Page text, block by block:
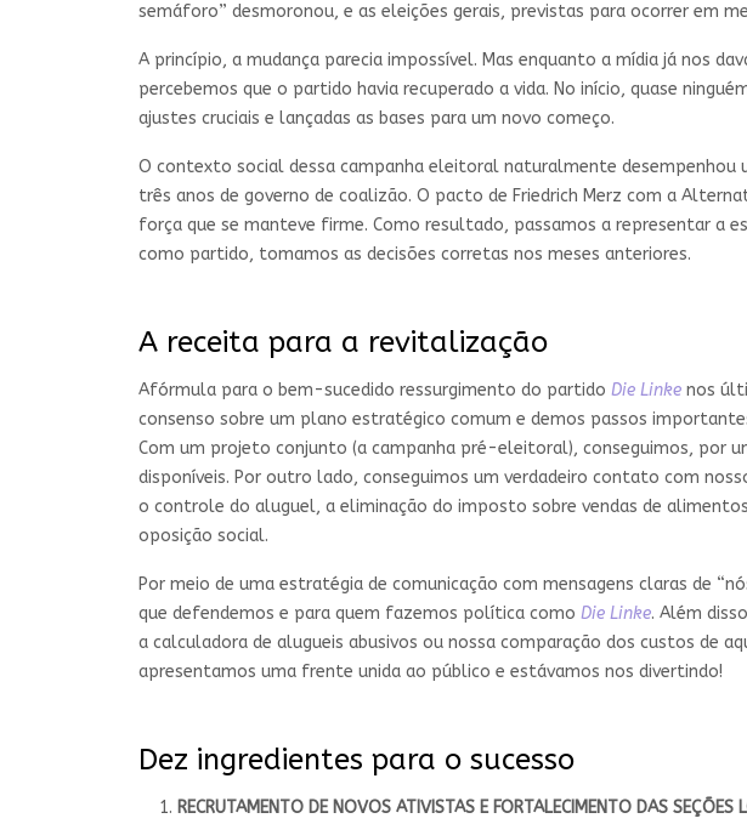
semáforo” desmoronou, e as eleições gerais, previstas para ocorrer em
A princípio, a mudança parecia impossível. Mas enquanto a mídia já nos
percebemos que o partido havia recuperado a vida. No início, quase
ajustes cruciais e lançadas as bases para um novo começo.
O contexto social dessa campanha eleitoral naturalmente
três anos de governo de coalizão. O pacto de Friedrich Merz com a
força que se manteve firme. Como resultado, passamos a representar a
como partido, tomamos as decisões corretas nos meses anteriores.
A receita para a revitalização
Afórmula para o bem-sucedido ressurgimento do partido Die Linke nos
consenso sobre um plano estratégico comum e demos passos
Com um projeto conjunto (a campanha pré-eleitoral), conseguimos, por
disponíveis. Por outro lado, conseguimos um verdadeiro contato com
o controle do aluguel, a eliminação do imposto sobre vendas de
oposição social.
Por meio de uma estratégia de comunicação com mensagens claras de
que defendemos e para quem fazemos política como Die Linke. Além
a calculadora de alugueis abusivos ou nossa comparação dos custos de
apresentamos uma frente unida ao público e estávamos nos divertindo!
Dez ingredientes para o sucesso
RECRUTAMENTO DE NOVOS ATIVISTAS E FORTALECIMENTO DAS SEÇÕES